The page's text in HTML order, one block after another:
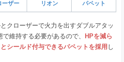
ーザー リオン パペット
クローザーで火力を出すダブルアタッ
維持する必要があるので、
HPを減ら
シールド付与できるパペットを採用 し